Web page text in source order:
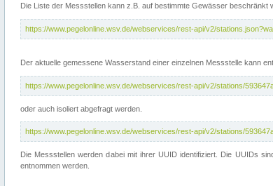
Die Liste der Messstellen kann z.B. auf bestimmte Gewässer beschränkt
https://www.pegelonline.wsv.de/webservices/rest-api/v2/
Der aktuelle gemessene Wasserstand einer einzelnen Messstelle kann
https://www.pegelonline.wsv.de/webservices/rest-api/v2/stations/
oder auch isoliert abgefragt werden.
https://www.pegelonline.wsv.de/webservices/rest-api/v2/stations/
Die Messstellen werden dabei mit ihrer UUID identifiziert. Die UUIDs
entnommen werden.